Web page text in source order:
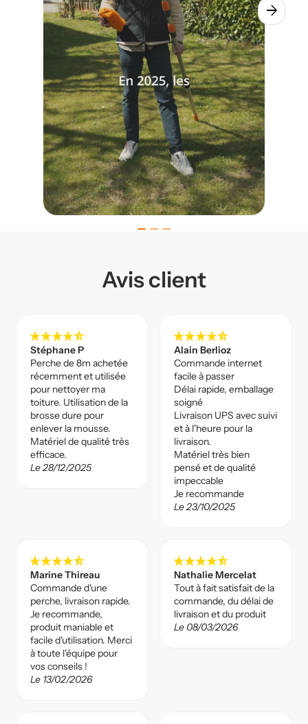
arrow_forward
play_circle
Avis client
star_ratestar_ratestar_ratestar_ratestar_rate_half
Stéphane P
Perche de 8m achetée
récemment et utilisée
pour nettoyer ma
toiture. Utilisation de la
brosse dure pour
enlever la mousse.
Matériel de qualité très
efficace.
Le 28/12/2025
star_ratestar_ratestar_ratestar_ratestar_rate_half
Alain Berlioz
Commande internet
facile à passer
Délai rapide, emballage
soigné
Livraison UPS avec suivi
et à l'heure pour la
livraison.
Matériel très bien
pensé et de qualité
impeccable
Je recommande
Le 23/10/2025
star_ratestar_ratestar_ratestar_ratestar_rate_half
Marine Thireau
Commande d'une
perche, livraison rapide.
Je recommande,
produit maniable et
facile d'utilisation. Merci
à toute l'équipe pour
vos conseils !
Le 13/02/2026
star_ratestar_ratestar_ratestar_ratestar_rate_half
Nathalie Mercelat
Tout à fait satisfait de la
commande, du délai de
livraison et du produit
Le 08/03/2026